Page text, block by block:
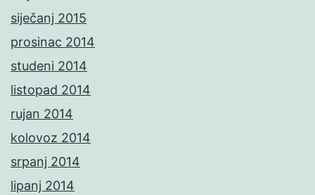
siječanj 2015
prosinac 2014
studeni 2014
listopad 2014
rujan 2014
kolovoz 2014
srpanj 2014
lipanj 2014